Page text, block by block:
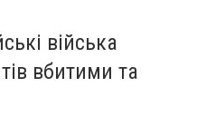
війська
вбитими та